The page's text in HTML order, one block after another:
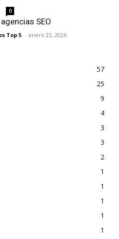
0
SEO
Top 5 - enero 23, 2026
57
25
9
4
3
3
2
1
1
1
1
1